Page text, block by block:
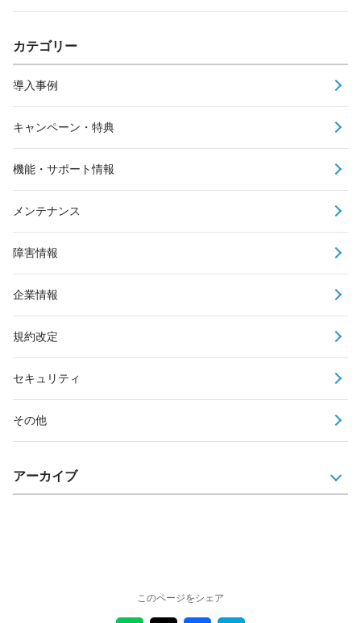
カテゴリー
導入事例
キャンペーン・特典
機能・サポート情報
メンテナンス
障害情報
企業情報
規約改定
セキュリティ
その他
アーカイブ
このページをシェア